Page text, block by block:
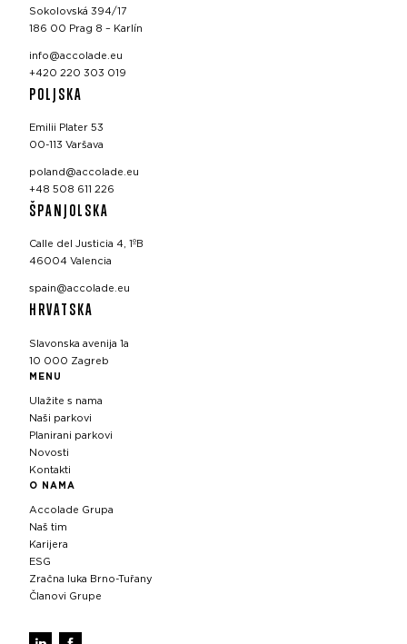
Sokolovská 394/17
186 00 Prag 8 – Karlín
info@accolade.eu
+420 220 303 019
POLJSKA
Emilii Plater 53
00-113 Varšava
poland@accolade.eu
+48 508 611 226
ŠPANJOLSKA
Calle del Justicia 4, 1ºB
46004 Valencia
spain@accolade.eu
HRVATSKA
Slavonska avenija 1a
10 000 Zagreb
MENU
Ulažite s nama
Naši parkovi
Planirani parkovi
Novosti
Kontakti
O NAMA
Accolade Grupa
Naš tim
Karijera
ESG
Zračna luka Brno-Tuřany
Članovi Grupe